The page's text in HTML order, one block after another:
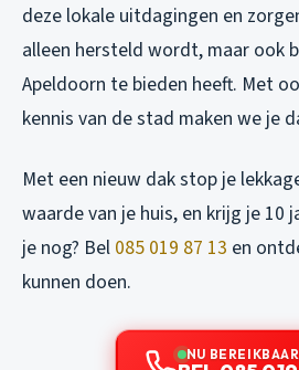
deze lokale uitdagingen en
alleen hersteld wordt, maar ook
Apeldoorn te bieden heeft. Met
kennis van de stad maken we je
Met een nieuw dak stop je
waarde van je huis, en krijg je 10
je nog? Bel 085 019 87 13 en
kunnen doen.
NU BEREIKBAAR